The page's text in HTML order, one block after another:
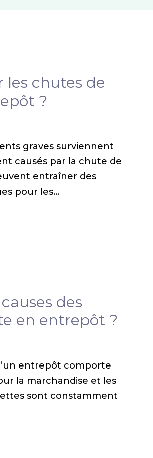
chutes de
?
graves surviennent
causés par la chute de
entraîner des
pour les…
des
en entrepôt ?
entrepôt comporte
la marchandise et les
sont constamment